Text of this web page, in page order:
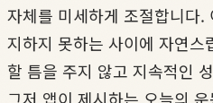
자체를 미세하게 조절합니다.
지하지 못하는 사이에 자연
할 틈을 주지 않고 지속적인
그저 앱이 제시하는 오늘의